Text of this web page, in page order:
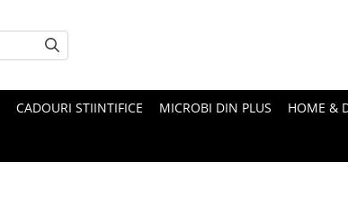
CADOURI STIINTIFICE MICROBI DIN PLUS HOME &